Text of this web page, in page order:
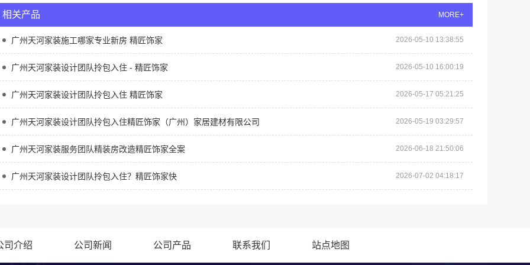
相关产品 MORE+
广州天河家装施工哪家专业新房 精匠饰家 2026-05-10 13:38:55
广州天河家装设计团队拎包入住 - 精匠饰家 2026-05-10 16:00:19
广州天河家装设计团队拎包入住 精匠饰家 2026-05-17 05:21:25
广州天河家装设计团队拎包入住精匠饰家（广州）家居建材有限公司 2026-05-19 03:29:57
广州天河家装服务团队精装房改造精匠饰家全案 2026-06-18 21:50:06
广州天河家装设计团队拎包入住？精匠饰家快 2026-07-02 04:18:17
司介绍 公司新闻 公司产品 联系我们 站点地图